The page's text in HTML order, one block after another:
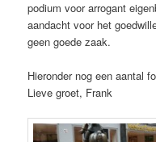
podium voor arrogant
aandacht voor het
geen goede zaak.
Hieronder nog een aantal
Lieve groet, Frank